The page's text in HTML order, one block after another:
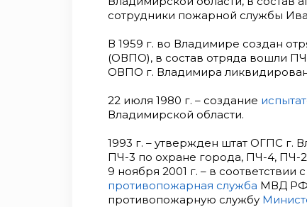
сотрудники пожарной службы
В 1959 г. во Владимире создан
(ОВПО), в состав отряда вошли
ОВПО г. Владимира
22 июля 1980 г. – создание
Владимирской области.
1993 г. – утвержден штат ОГПС г.
ПЧ-3 по охране города, ПЧ-4, ПЧ-
9 ноября 2001 г. – в
противопожарная служба МВД РФ
противопожарную службу